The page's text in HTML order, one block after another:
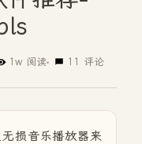
1w 阅读 11 评论
损音乐播放器来